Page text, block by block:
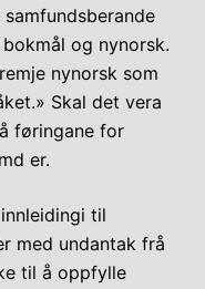
og nynorsk.
nynorsk som
Skal det vera
føringane for
er.
til
med undantak frå
til å oppfylle